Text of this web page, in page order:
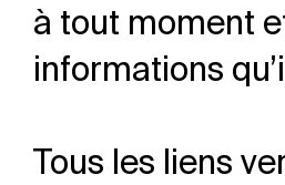
à tout moment
informations
Tous les liens